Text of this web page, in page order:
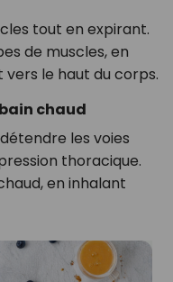
tout en expirant.
de muscles, en
le haut du corps.
chaud
les voies
thoracique.
en inhalant